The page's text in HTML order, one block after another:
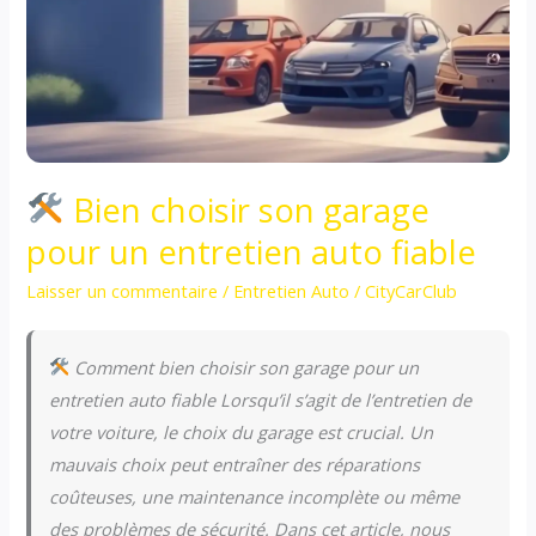
Bien choisir son garage
pour un entretien auto fiable
Laisser un commentaire / Entretien Auto /CityCarClub
Comment bien choisir son garage pour un
entretien auto fiable Lorsqu’il s’agit de l’entretien de
votre voiture, le choix du garage est crucial. Un
mauvais choix peut entraîner des réparations
coûteuses, une maintenance incomplète ou même
des problèmes de sécurité. Dans cet article, nous